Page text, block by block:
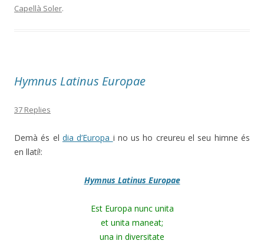
Capellà Soler.
Hymnus Latinus Europae
37 Replies
Demà és el dia d’Europa i no us ho creureu el seu himne és
en llatí!:
Hymnus Latinus Europae
Est Europa nunc unita
et unita maneat;
una in diversitate